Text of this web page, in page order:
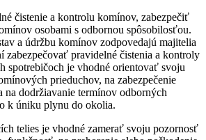
čistenie a kontrolu komínov, zabezpečiť
osobami s odbornou spôsobilosťou.
a údržbu komínov zodpovedajú majitelia
zabezpečovať pravidelné čistenia a kontroly
spotrebičoch je vhodné orientovať svoju
prieduchov, na zabezpečenie
na dodržiavanie termínov odborných
k úniku plynu do okolia.
telies je vhodné zamerať svoju pozornosť